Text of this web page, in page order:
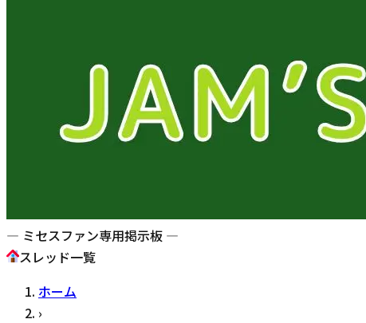
— ミセスファン専用掲示板 —
スレッド一覧
ホーム
›